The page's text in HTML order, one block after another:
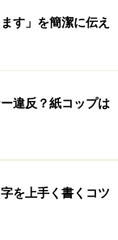
って」と､たく
うするしかな
暇」を、それな
ない」間の身
いと思っていま
はあるので保険
す」を簡潔に伝え
違反？紙コップは
を上手く書くコツ